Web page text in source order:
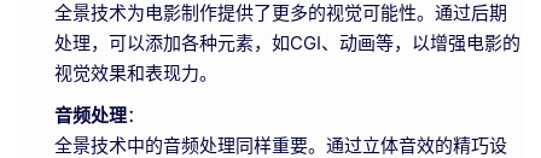
全景技术为电影制作提供了更多的视觉可能性。通过后期
处理，可以添加各种元素，如CGI、动画等，以增强电影的
视觉效果和表现力。
音频处理：
全景技术中的音频处理同样重要。通过立体音效的精巧设